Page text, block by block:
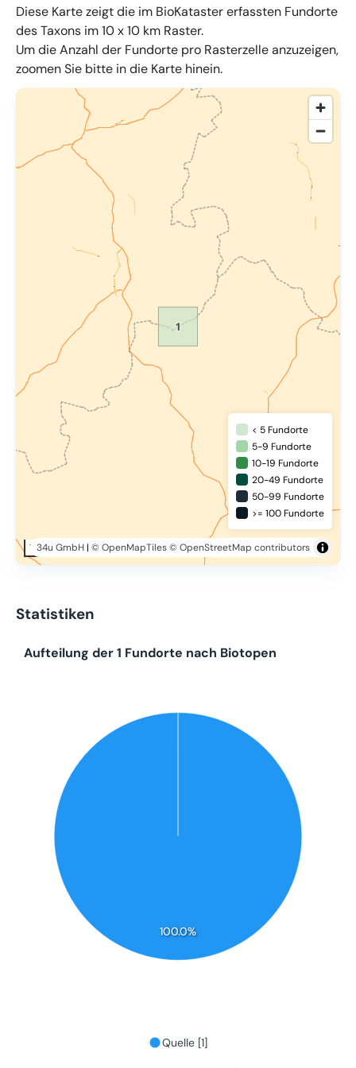
Diese Karte zeigt die im BioKataster erfassten Fundorte
des Taxons im 10 x 10 km Raster.
Um die Anzahl der Fundorte pro Rasterzelle anzuzeigen,
zoomen Sie bitte in die Karte hinein.
© OpenMapTiles ,34u GmbH
10 km
34u GmbH| © OpenMapTiles© OpenStreetMap contributors
< 5 Fundorte
5-9 Fundorte
10-19 Fundorte
20-49 Fundorte
50-99 Fundorte
>= 100 Fundorte
Statistiken
100.0%
Aufteilung der 1 Fundorte nach Biotopen
Quelle [1]